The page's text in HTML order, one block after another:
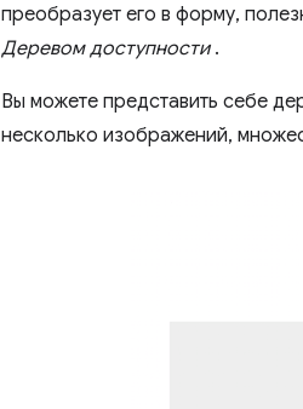
преобразует его в форму,
Деревом доступности.
Вы можете представить себе
несколько изображений,